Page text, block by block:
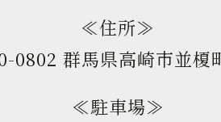
≪住所≫
0802 群馬県高崎市並榎
≪駐車場≫